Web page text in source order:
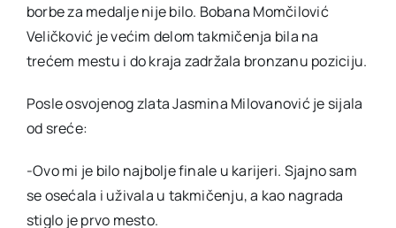
borbe za medalje nije bilo. Bobana Momčilović
Veličković je većim delom takmičenja bila na
trećem mestu i do kraja zadržala bronzanu poziciju.
Posle osvojenog zlata Jasmina Milovanović je sijala
od sreće:
-Ovo mi je bilo najbolje finale u karijeri. Sjajno sam
se osećala i uživala u takmičenju, a kao nagrada
stiglo je prvo mesto.